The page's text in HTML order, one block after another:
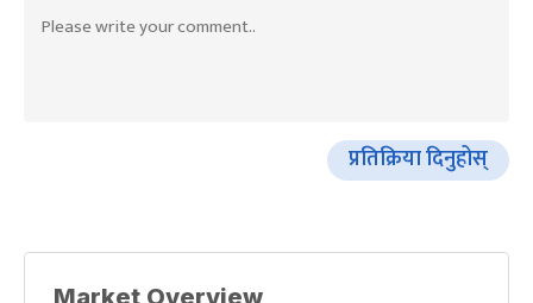
प्रतिक्रिया दिनुहोस्